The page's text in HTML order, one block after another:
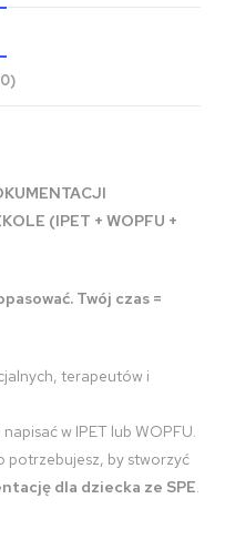
(IPET + WOPFU +
Twój czas =
terapeutów i
w IPET lub WOPFU.
potrzebujesz, by stworzyć
dla dziecka ze SPE.